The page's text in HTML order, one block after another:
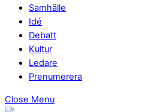
Samhälle
Idé
Debatt
Kultur
Ledare
Prenumerera
Close Menu